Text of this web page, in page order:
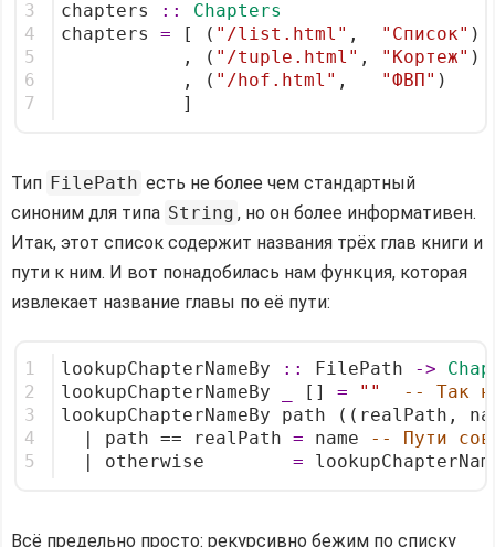
3
4
5
6
7
chapters ::
Chapters
chapters = [ ( "/list.html" , "Список" )
           , (
"/tuple.html" , "Кортеж" )
           , (
"/hof.html" , "ФВП" )
           ]
Тип FilePath есть не более чем стандартный
синоним для типа String , но он более информативен.
Итак, этот список содержит названия трёх глав книги и
пути к ним. И вот понадобилась нам функция, которая
извлекает название главы по её пути:
1
2
3
4
5
lookupChapterNameBy :: FilePath ->
lookupChapterNameBy
[] = ""
-- Так
lookupChapterNameBy path ((realPath,
  | path == realPath
= name
-- Пути
  | otherwise
=
Всё предельно просто: рекурсивно бежим по списку